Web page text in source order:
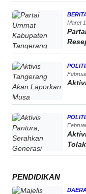
Maret
PENDIDIKAN